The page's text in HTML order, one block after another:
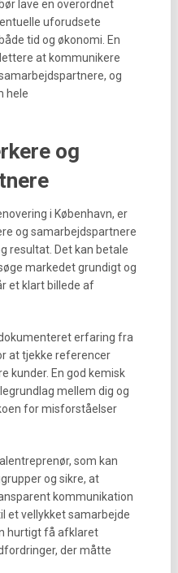
lave en overordnet
uforudsete
tid og økonomi. En
at kommunikere
og
hele
og
i København, er
og samarbejdspartnere
resultat. Det kan betale
markedet grundigt og
et klart billede af
erfaring fra
at tjekke referencer
kunder. En god kemisk
mellem dig og
for misforståelser
som kan
og sikre, at
kommunikation
et vellykket samarbejde
hurtigt få afklaret
der måtte